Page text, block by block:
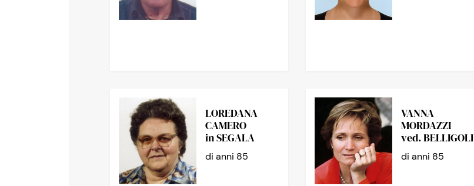
LOREDANA
CAMERO
in SEGALA
di anni 85
VANNA
MORDAZZI
ved. BELLIGOLI
di anni 85